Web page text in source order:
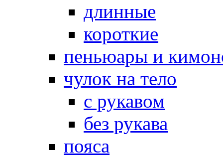
длинные
короткие
пеньюары и
чулок на тело
с рукавом
без рукава
пояса